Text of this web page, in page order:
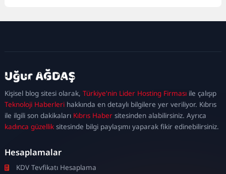
Kişisel blog sitesi olarak,Türkiye'nin Lider Hosting Firması ile çalışıp
Teknoloji Haberleri hakkında en detaylı bilgilere yer veriliyor. Kıbrıs
ile ilgili son dakikaları Kıbrıs Haber sitesinden alabilirsiniz. Ayrıca
kadınca güzellik sitesinde bilgi paylaşımı yaparak fikir edinebilirsiniz.
kadıköy
escortmaltepe
escortataşehir
escortümraniye
escort
Hesaplamalar
KDV Tevfikatı Hesaplama